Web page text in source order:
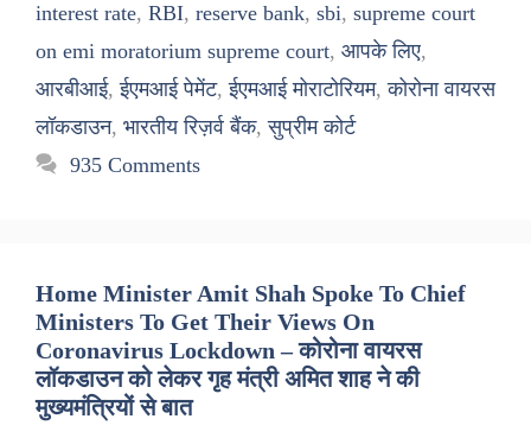
interest rate, RBI, reserve bank, sbi, supreme court
on emi moratorium supreme court, आपके लिए,
आरबीआई,ईएमआई पेमेंट,ईएमआई मोराटोरियम,कोरोना वायरस
लॉकडाउन, भारतीय रिज़र्व बैंक,सुप्रीम कोर्ट
935 Comments
Home Minister Amit Shah Spoke To Chief
Ministers To Get Their Views On
Coronavirus Lockdown – कोरोना वायरस
लॉकडाउन को लेकर गृह मंत्री अमित शाह ने की
मुख्यमंत्रियों से बात